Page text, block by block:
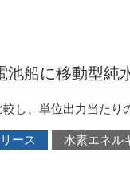
池船に移動型純
較し、単位出力当たり
ース 水素エネル